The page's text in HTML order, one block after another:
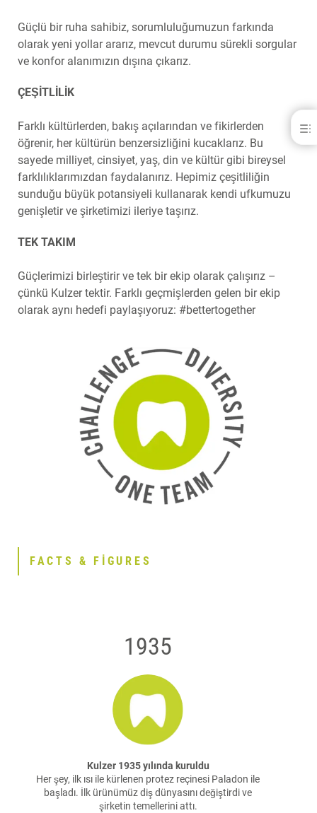
About Kulzer
BIZ KIMIZ
DEĞERLERIMIZ
TEMEL DEĞERLERİMİZ
FACTS & FIGURES
GÜVENEBILECEĞINIZ ŞEYLER
Güçlü bir ruha sahibiz, sorumluluğumuzun farkında
olarak yeni yollar ararız, mevcut durumu sürekli sorgular
ve konfor alanımızın dışına çıkarız.
ÇEŞİTLİLİK
Farklı kültürlerden, bakış açılarından ve fikirlerden
öğrenir, her kültürün benzersizliğini kucaklarız. Bu
sayede milliyet, cinsiyet, yaş, din ve kültür gibi bireysel
farklılıklarımızdan faydalanırız. Hepimiz çeşitliliğin
sunduğu büyük potansiyeli kullanarak kendi ufkumuzu
genişletir ve şirketimizi ileriye taşırız.
TEK TAKIM
Güçlerimizi birleştirir ve tek bir ekip olarak çalışırız –
çünkü Kulzer tektir. Farklı geçmişlerden gelen bir ekip
olarak aynı hedefi paylaşıyoruz: #bettertogether
FACTS & FIGURES
1935
Kulzer 1935 yılında kuruldu
Her şey, ilk ısı ile kürlenen protez reçinesi Paladon ile
başladı. İlk ürünümüz diş dünyasını değiştirdi ve
şirketin temellerini attı.